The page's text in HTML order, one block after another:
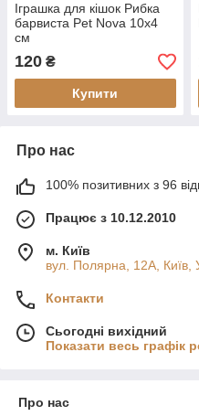
Іграшка для кішок Рибка
барвиста Pet Nova 10х4
см
120 ₴
Купити
Про нас
100% позитивних з 96
Працює з 10.12.2010
м. Київ
вул. Полярна, 12А, Київ,
Контакти
Сьогодні вихідний
Показати весь графік
Про нас